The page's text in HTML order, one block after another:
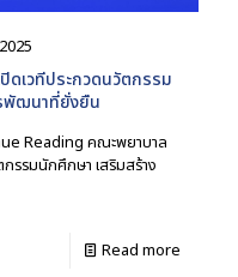
เวทีประกวดนวัตกรรม
พัฒนาที่ยั่งยืน
Reading คณะพยาบาล
รรมนักศึกษา เสริมสร้าง
Read more